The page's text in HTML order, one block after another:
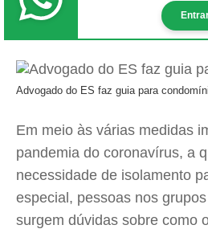
Advogado do ES faz guia para
Em meio às várias medidas
pandemia do coronavírus, a
necessidade de isolamento
especial, pessoas nos
surgem dúvidas sobre como